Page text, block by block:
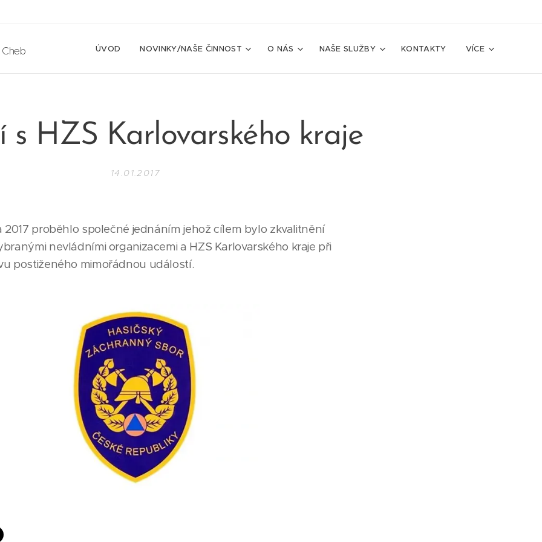
ÚVOD NOVINKY/NAŠE ČINNOST O NÁS NAŠE SLUŽBY KONTAKTY VÍCE
s HZS Karlovarského kraje
14.01.2017
2017 proběhlo společné jednáním jehož cílem bylo zkvalitnění
nevládními organizacemi a HZS Karlovarského kraje při
postiženého mimořádnou událostí.